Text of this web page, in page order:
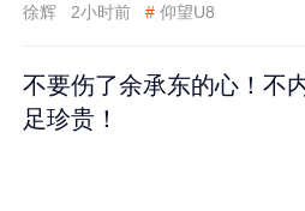
徐辉 2小时前 # 仰望U8
不要伤了余承东的心！不
足珍贵！